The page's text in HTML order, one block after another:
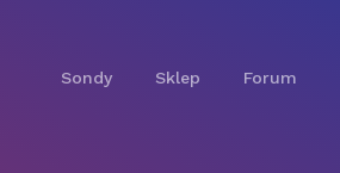
Sondy Sklep Forum